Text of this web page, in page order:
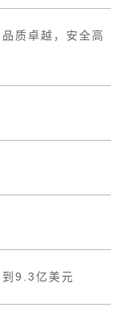
质卓越，安全高
9.3亿美元